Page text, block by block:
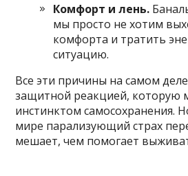
Комфорт и лень.
мы просто не хотим
комфорта и тратить
ситуацию.
Все эти причины на самом
защитной реакцией, которую
инстинктом самосохранения.
мире парализующий страх
мешает, чем помогает